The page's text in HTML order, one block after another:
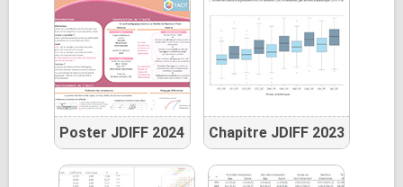
Poster JDIFF 2024 Chapitre JDIFF 2023